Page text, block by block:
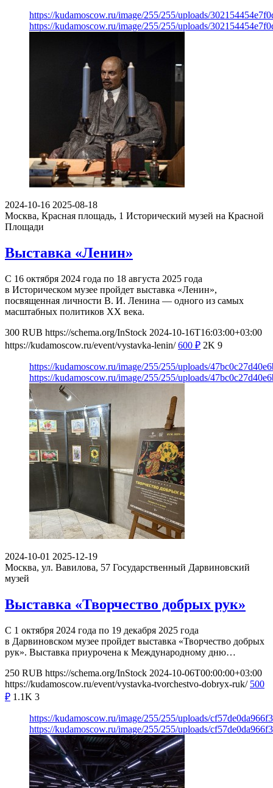
https://kudamoscow.ru/image/255/255/uploads/
https://kudamoscow.ru/image/255/255/uploads/
2024-10-16 2025-08-18
Москва, Красная площадь, 1 Исторический музей на Красной
Площади
Выставка «Ленин»
С 16 октября 2024 года по 18 августа 2025 года
в Историческом музее пройдет выставка «Ленин»,
посвященная личности В. И. Ленина — одного из самых
масштабных политиков ХХ века.
300 RUB https://schema.org/InStock 2024-10-16T16:03:00+03:00
https://kudamoscow.ru/event/vystavka-lenin/ 600 ₽ 2K 9
https://kudamoscow.ru/image/255/255/uploads/
https://kudamoscow.ru/image/255/255/uploads/
2024-10-01 2025-12-19
Москва, ул. Вавилова, 57 Государственный Дарвиновский
музей
Выставка «Творчество добрых рук»
С 1 октября 2024 года по 19 декабря 2025 года
в Дарвиновском музее пройдет выставка «Творчество добрых
рук». Выставка приурочена к Международному дню…
250 RUB https://schema.org/InStock 2024-10-06T00:00:00+03:00
https://kudamoscow.ru/event/vystavka-tvorchestvo-dobryx-ruk/ 500
₽ 1.1K 3
https://kudamoscow.ru/image/255/255/uploads/
https://kudamoscow.ru/image/255/255/uploads/